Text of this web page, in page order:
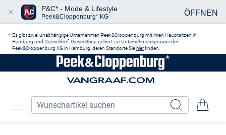
Es gibt zwei unabhängige Unternehmen Peek&Cloppenburg mit ihren Hauptsitzen in
Hamburg und Düsseldorf. Dieser Shop gehört zur Unternehmensgruppe der
Peek&Cloppenburg KG in Hamburg, deren Standorte Sie hierfinden.
P&C* - Mode & Lifestyle
Peek&Cloppenburg* KG ÖFFNEN